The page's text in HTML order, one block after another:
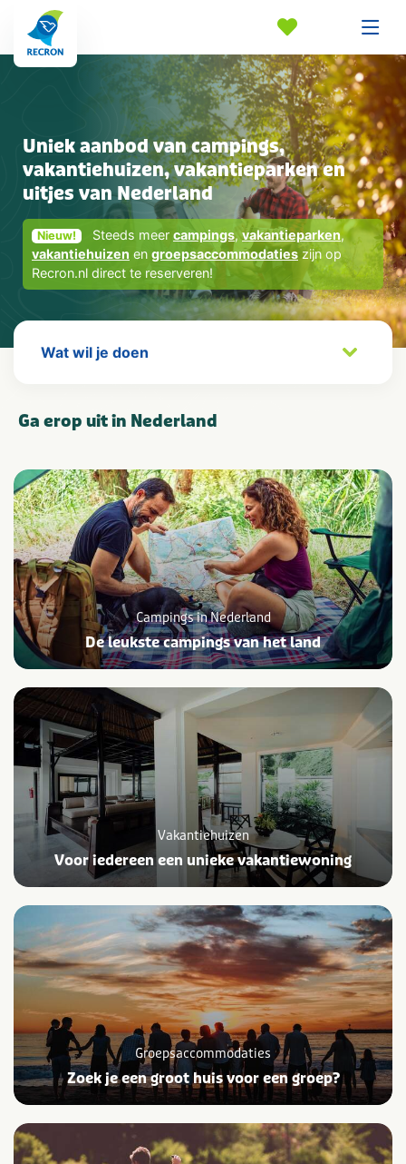
Uniek aanbod van campings,
vakantiehuizen, vakantieparken en
uitjes van Nederland
Nieuw! Steeds meer campings,vakantieparken,
vakantiehuizen en groepsaccommodaties zijn op
Recron.nl direct te reserveren!
Ga erop uitin Nederland
Campings in Nederland
De leukste campings van het land
Vakantiehuizen
Voor iedereen een unieke vakantiewoning
Groepsaccommodaties
Zoek je een groot huis voor een groep?